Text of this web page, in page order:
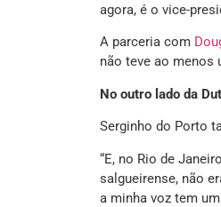
agora, é o vice-
A parceria com
não teve ao menos
No outro lado da
Serginho do Porto
“E, no Rio de
salgueirense, não
a minha voz tem